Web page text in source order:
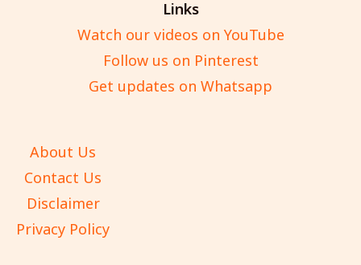
Links
Watch our videos on YouTube
Follow us on Pinterest
Get updates on Whatsapp
About Us
Contact Us
Disclaimer
Privacy Policy